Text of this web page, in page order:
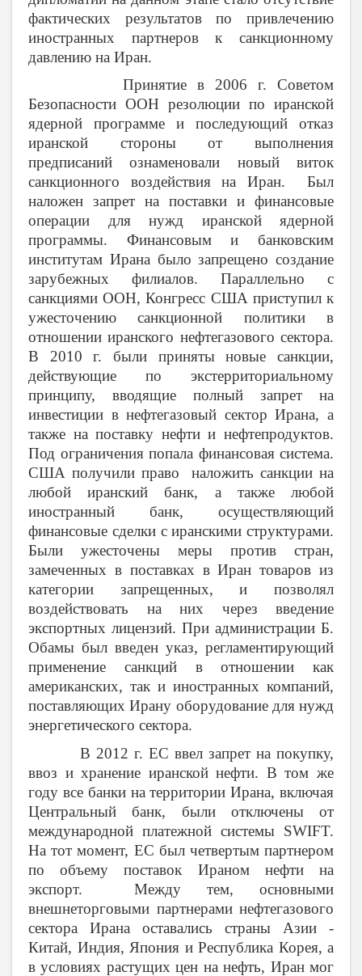
фактических результатов по привлечению
иностранных партнеров к санкционному
давлению на Иран.
Принятие в 2006 г. Советом
Безопасности ООН резолюции по иранской
ядерной программе и последующий отказ
иранской стороны от выполнения
предписаний ознаменовали новый виток
санкционного воздействия на Иран. Был
наложен запрет на поставки и финансовые
операции для нужд иранской ядерной
программы. Финансовым и банковским
институтам Ирана было запрещено создание
зарубежных филиалов. Параллельно с
санкциями ООН, Конгресс США приступил к
ужесточению санкционной политики в
отношении иранского нефтегазового сектора.
В 2010 г. были приняты новые санкции,
действующие по экстерриториальному
принципу, вводящие полный запрет на
инвестиции в нефтегазовый сектор Ирана, а
также на поставку нефти и нефтепродуктов.
Под ограничения попала финансовая система.
США получили право наложить санкции на
любой иранский банк, а также любой
иностранный банк, осуществляющий
финансовые сделки с иранскими структурами.
Были ужесточены меры против стран,
замеченных в поставках в Иран товаров из
категории запрещенных, и позволял
воздействовать на них через введение
экспортных лицензий. При администрации Б.
Обамы был введен указ, регламентирующий
применение санкций в отношении как
американских, так и иностранных компаний,
поставляющих Ирану оборудование для нужд
энергетического сектора.
В 2012 г. ЕС ввел запрет на покупку,
ввоз и хранение иранской нефти. В том же
году все банки на территории Ирана, включая
Центральный банк, были отключены от
международной платежной системы SWIFT.
На тот момент, ЕС был четвертым партнером
по объему поставок Ираном нефти на
экспорт. Между тем, основными
внешнеторговыми партнерами нефтегазового
сектора Ирана оставались страны Азии -
Китай, Индия, Япония и Республика Корея, а
в условиях растущих цен на нефть, Иран мог